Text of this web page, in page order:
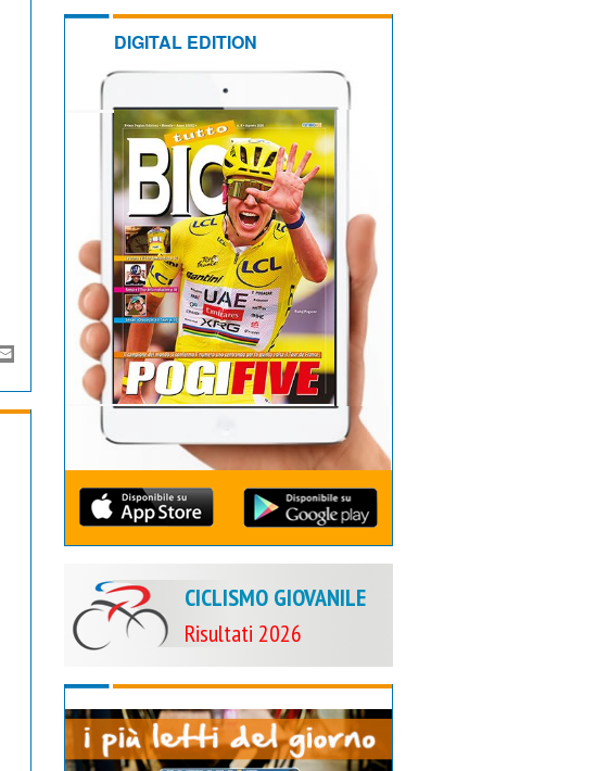
DIGITAL EDITION
CICLISMO GIOVANILE
Risultati 2026